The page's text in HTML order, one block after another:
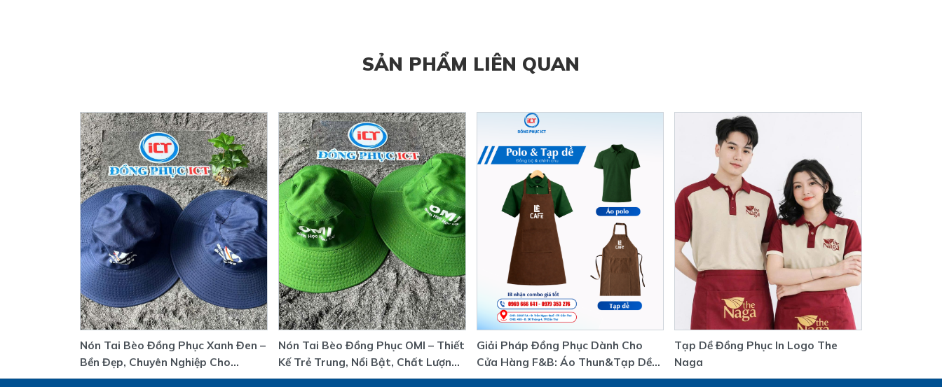
SẢN PHẨM LIÊN QUAN
Nón Tai Bèo Đồng Phục Xanh Đen –
Bền Đẹp, Chuyên Nghiệp Cho
Doanh Nghiệp
Nón Tai Bèo Đồng Phục OMI – Thiết
Kế Trẻ Trung, Nổi Bật, Chất Lượng
Cao
Giải Pháp Đồng Phục Dành Cho
Cửa Hàng F&B: Áo Thun&Tạp Dề
Đồng Bộ, Uy Tín, Giá Tốt
Tạp Dề Đồng Phục In Logo The
Naga